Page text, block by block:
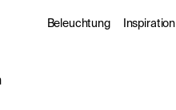
Beleuchtung Inspiration